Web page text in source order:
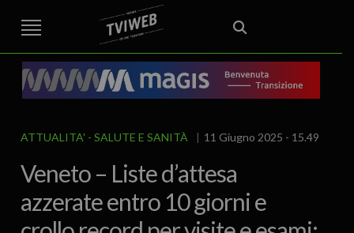
STREET TG CRONACA VENETO
VICENZA E PROVINCIA
AREA BERICA
ECONOMIA ATTUALITA’ POLITICA
EDITORIALE ITALIA E MONDO CURIOSITÀ – LIFESTYLE
CULTURA ARTE
SPORT
IL GRAFFIO FOOD & DRINK
ATTUALITA' SALUTE E SANITÀ 11 Giugno 2025 - 15.49
Veneto – Liste d’attesa
azzerate entro 10 giorni e